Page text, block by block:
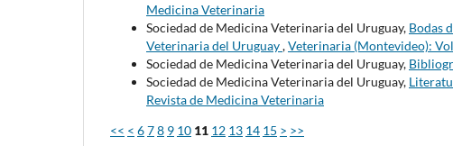
Medicina Veterinaria
Sociedad de Medicina Veterinaria del Uruguay, Bodas
Veterinaria del Uruguay,Veterinaria (Montevideo):
Sociedad de Medicina Veterinaria del Uruguay,
Sociedad de Medicina Veterinaria del Uruguay,
Revista de Medicina Veterinaria
<< < 678 9 10 11 12 13 14 15 > >>